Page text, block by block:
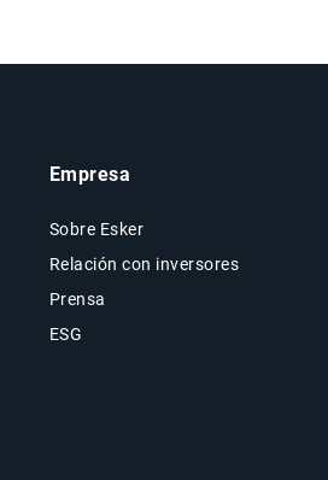
Empresa
Sobre Esker
Relación con inversores
Prensa
ESG